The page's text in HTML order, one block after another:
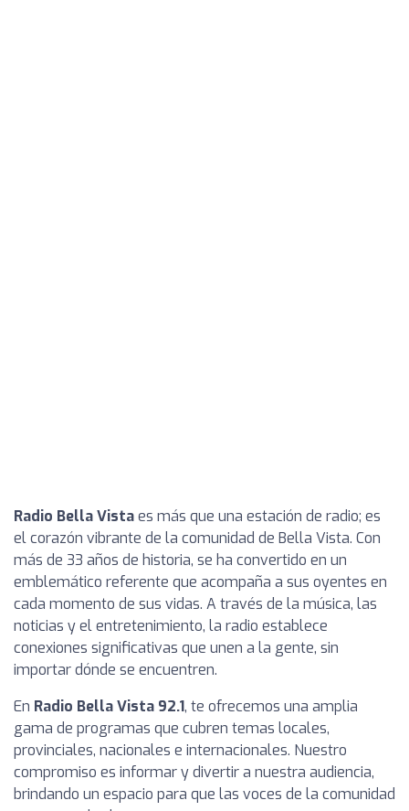
Radio Bella Vistaes más que una estación de radio; es
el corazón vibrante de la comunidad de Bella Vista. Con
más de 33 años de historia, se ha convertido en un
emblemático referente que acompaña a sus oyentes en
cada momento de sus vidas. A través de la música, las
noticias y el entretenimiento, la radio establece
conexiones significativas que unen a la gente, sin
importar dónde se encuentren.
En Radio Bella Vista 92.1, te ofrecemos una amplia
gama de programas que cubren temas locales,
provinciales, nacionales e internacionales. Nuestro
compromiso es informar y divertir a nuestra audiencia,
brindando un espacio para que las voces de la comunidad